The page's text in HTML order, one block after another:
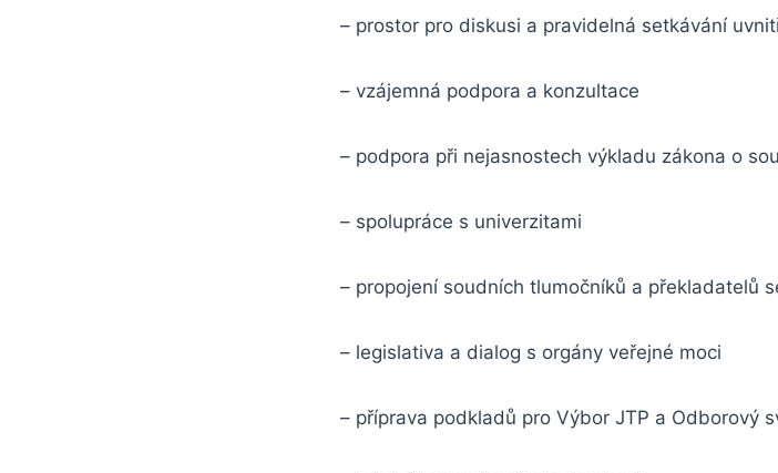
– prostor pro diskusi a pravidelná setkávání
– vzájemná podpora a konzultace
– podpora při nejasnostech výkladu zákona o
– spolupráce s univerzitami
– propojení soudních tlumočníků a překladatelů
– legislativa a dialog s orgány veřejné moci
– příprava podkladů pro Výbor JTP a Odborový